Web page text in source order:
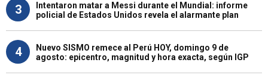
3
Intentaron matar a Messi durante el Mundial: informe
policial de Estados Unidos revela el alarmante plan
4
Nuevo SISMO remece al Perú HOY, domingo 9 de
agosto: epicentro, magnitud y hora exacta, según IGP